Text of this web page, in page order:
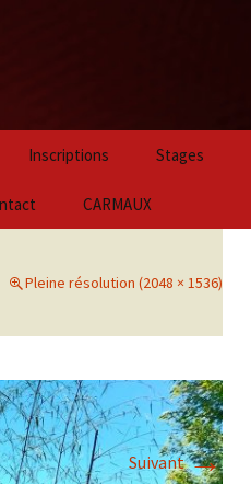
contenu
Inscriptions Stages
CARMAUX
Pleine résolution (2048 × 1536)
Suivant→